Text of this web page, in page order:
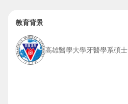
教育背景
高雄醫學大學牙醫學系碩士